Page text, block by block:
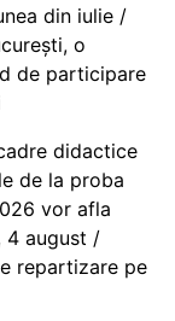
din iulie /
o
de participare
didactice
de la proba
vor afla
4 august /
repartizare pe